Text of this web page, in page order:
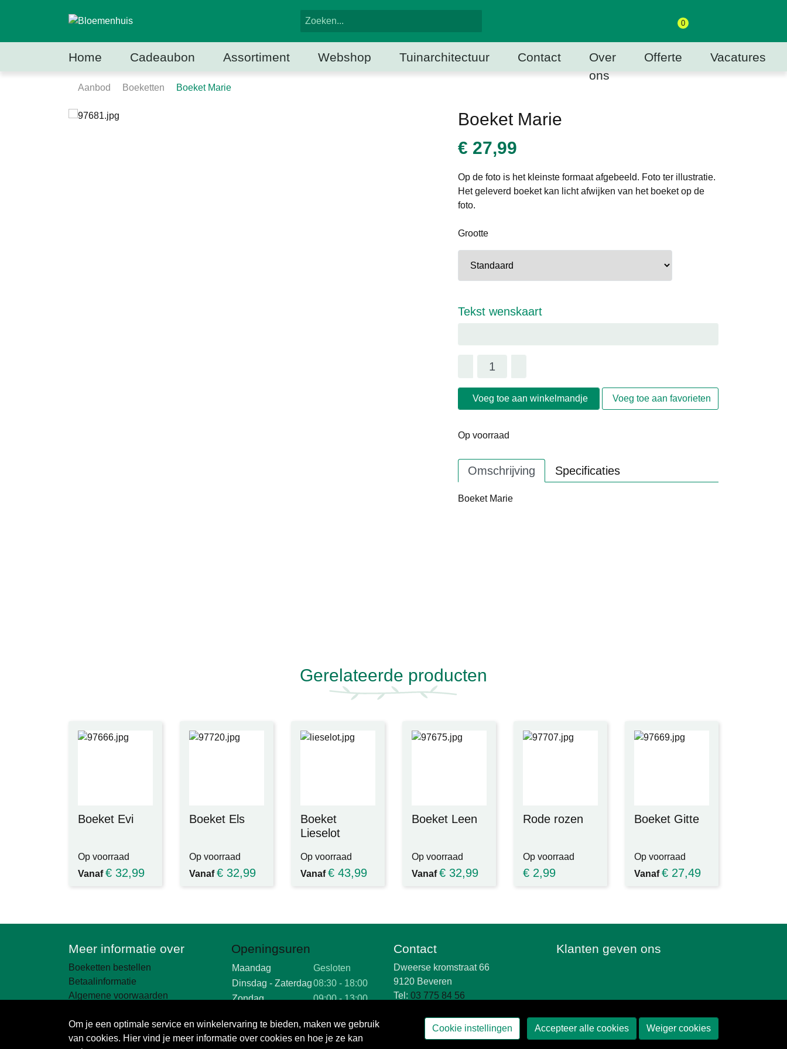
0
Home Cadeaubon Assortiment Webshop Tuinarchitectuur Contact
Over
ons
Offerte Vacatures
Aanbod Boeketten Boeket Marie
Boeket Marie
€ 27,99
Op de foto is het kleinste formaat afgebeeld. Foto ter illustratie.
Het geleverd boeket kan licht afwijken van het boeket op de
foto.
Grootte
Tekst wenskaart
Voeg toe aan winkelmandje Voeg toe aan favorieten
Op voorraad
Omschrijving Specificaties
Boeket Marie
Gerelateerde producten
Boeket Evi
Op voorraad
Vanaf € 32,99
Boeket Els
Op voorraad
Vanaf € 32,99
Boeket
Lieselot
Op voorraad
Vanaf € 43,99
Boeket Leen
Op voorraad
Vanaf € 32,99
Rode rozen
Op voorraad
€ 2,99
Boeket Gitte
Op voorraad
Vanaf € 27,49
Meer informatie over
Boeketten bestellen
Betaalinformatie
Algemene voorwaarden
Contact
Openingsuren
Maandag
Gesloten
Dinsdag - Zaterdag08:30 - 18:00
Zondag
09:00 - 13:00
Contact
Dweerse kromstraat 66
9120 Beveren
Tel: 03 775 84 56
Btw: BE 0474 025 736
Klanten geven ons
Om je een optimale service en winkelervaring te bieden, maken we gebruik
van cookies. Hier vind je meer informatie over cookies en hoe je ze kan
Cookie instellingen Accepteer alle cookies Weiger cookies